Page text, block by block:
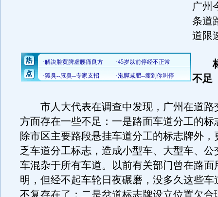
广州
条道
道限
标
不足
市人大代表在调查中发现，广州在道路
方面存在一些不足：一是路面车道分工的标
除市区主要路段悬挂车道分工的标志牌外，
乏车道分工标志，造成小型车、大型车、公
车混杂于所有车道。以前有关部门曾在路面
明，但经不起车轮日夜碾磨，没多久这些车
不复存在了；二是岔道标志牌设立位置欠合